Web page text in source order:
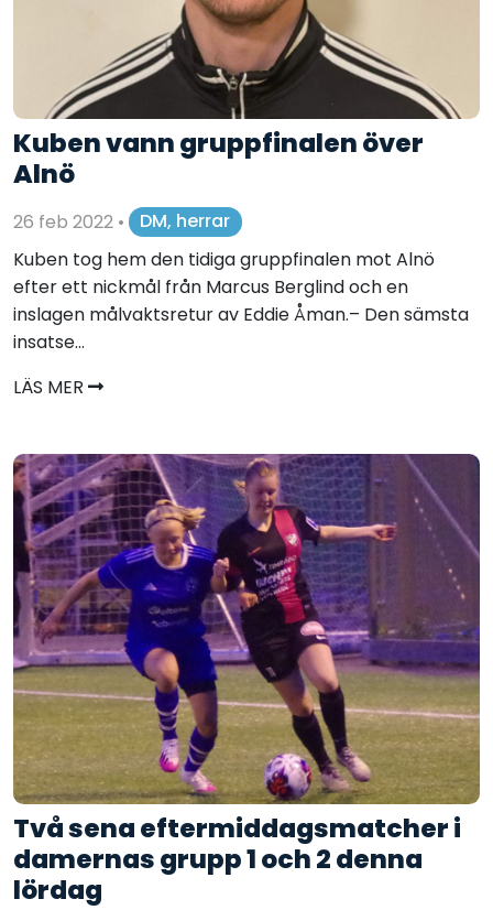
Kuben vann gruppfinalen över
Alnö
26 feb 2022 •
DM, herrar
Kuben tog hem den tidiga gruppfinalen mot Alnö
efter ett nickmål från Marcus Berglind och en
inslagen målvaktsretur av Eddie Åman.– Den sämsta
insatse...
LÄS MER
Två sena eftermiddagsmatcher i
damernas grupp 1 och 2 denna
lördag